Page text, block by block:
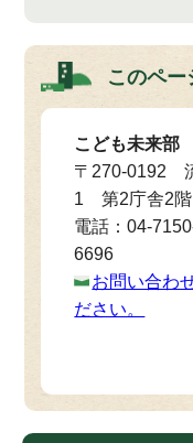
このペー
こども未来部
〒270-0192
1 第2庁舎2階
電話：04-
6696
お問い合わ
ださい。